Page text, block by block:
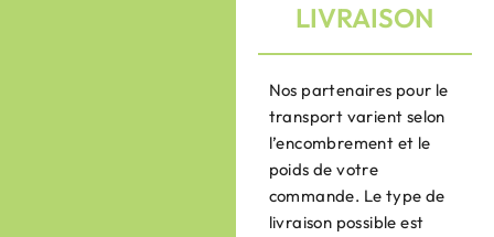
LIVRAISON
Nos partenaires pour le
transport varient selon
l’encombrement et le
poids de votre
commande. Le type de
livraison possible est